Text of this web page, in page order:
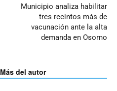
Municipio analiza habilitar
tres recintos más de
vacunación ante la alta
demanda en Osorno
Más del autor